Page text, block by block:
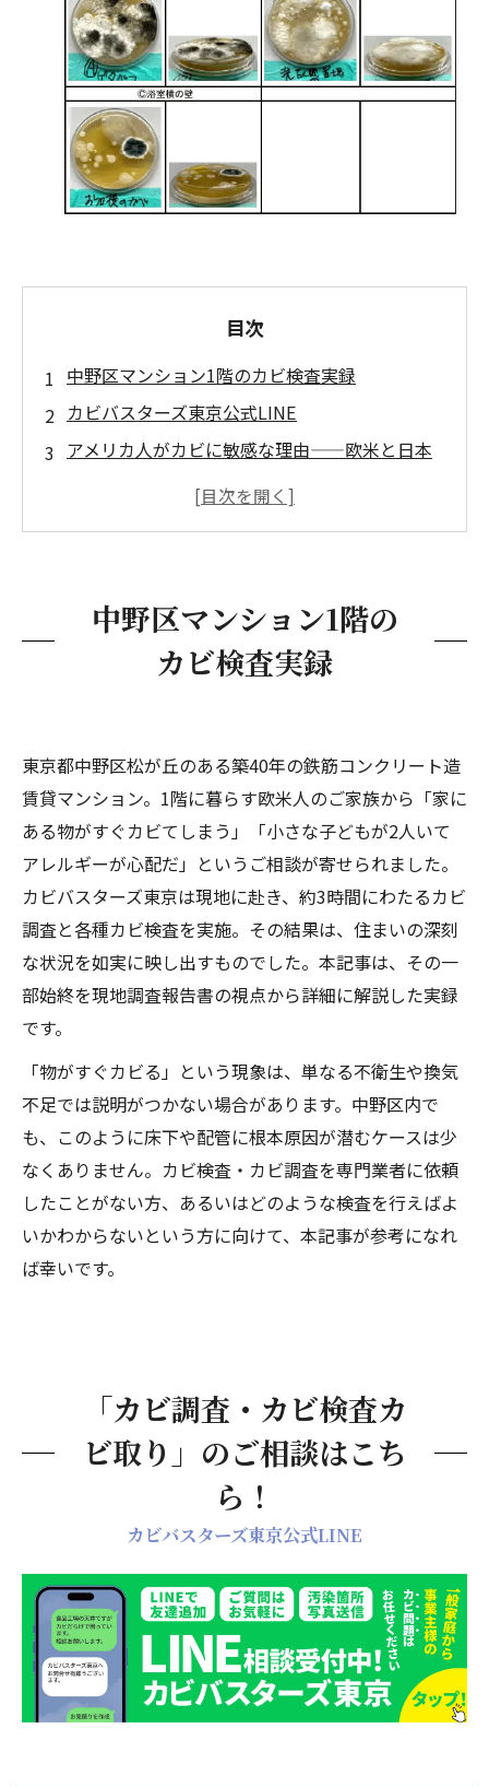
目次
中野区マンション1階のカビ検査実録
カビバスターズ東京公式LINE
アメリカ人がカビに敏感な理由——欧米と日本
のカビに対する意識の違い
カビ
カビ検査の実施内容——落下菌検査・付着菌同
付着菌同定検査（3箇所実施）
含水率検査：フローリング含水率38.1％と
いう衝撃の数値
築40年の鉄筋コンクリート造マンションが抱え
るリスク
現地調査報告書の提出と今後の対応方針
大家への報告と改善要求
築古マンションに特有のカビリスクとは
1階住戸は湿気が溜まりやすい構造
鉄筋コンクリート造の「密閉性」がカビを
育てる
落下菌検査・付着菌同定検査を徹底解説——な
ぜ2つの検査が必要なのか
る
2つの検査を組み合わせることで得られる精
小さなお子様とアレルギーをお持ちの方へ
「物がすぐカビる」「部屋がなんかカビ臭い」
その悩み、1人で抱えないでください
まとめ：カビは「臭い」がするうちが最後のチ
ャンス
中野区マンション1階の
カビ検査実録
東京都中野区松が丘のある築40年の鉄筋コンクリート造
賃貸マンション。1階に暮らす欧米人のご家族から「家に
ある物がすぐカビてしまう」「小さな子どもが2人いて
アレルギーが心配だ」というご相談が寄せられました。
カビバスターズ東京は現地に赴き、約3時間にわたるカビ
調査と各種カビ検査を実施。その結果は、住まいの深刻
な状況を如実に映し出すものでした。本記事は、その一
部始終を現地調査報告書の視点から詳細に解説した実録
です。
「物がすぐカビる」という現象は、単なる不衛生や換気
不足では説明がつかない場合があります。中野区内で
も、このように床下や配管に根本原因が潜むケースは少
なくありません。カビ検査・カビ調査を専門業者に依頼
したことがない方、あるいはどのような検査を行えばよ
いかわからないという方に向けて、本記事が参考になれ
ば幸いです。
カビバスターズ東京公式LINE
「カビ調査・カビ検査カ
ビ取り」のご相談はこち
ら！